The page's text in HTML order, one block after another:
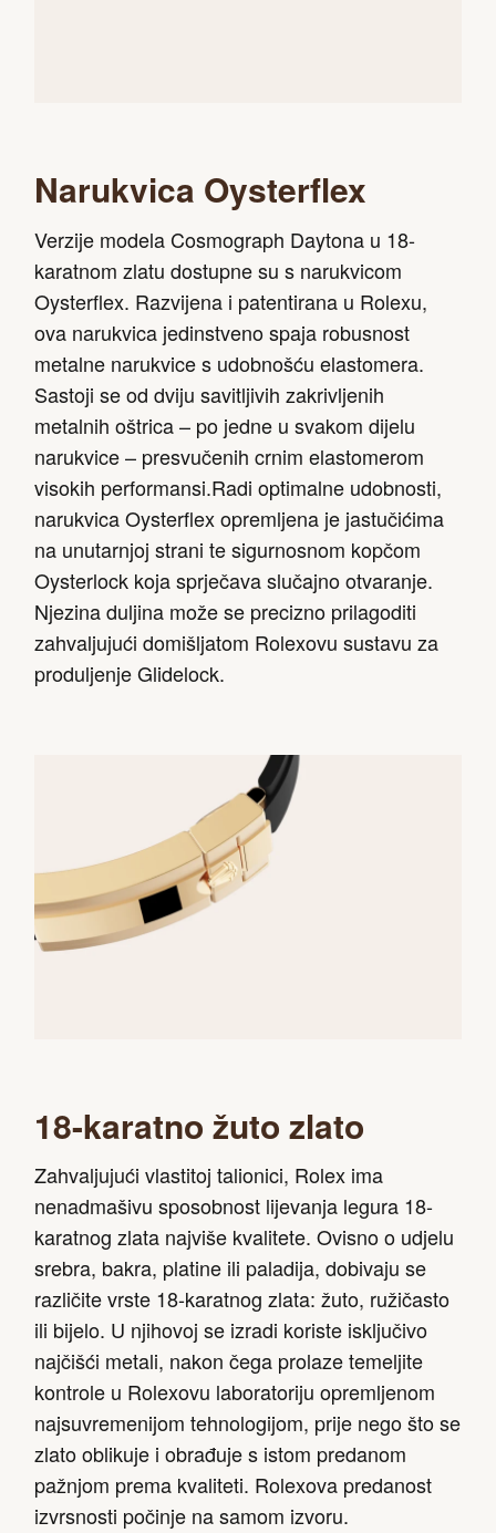
Narukvica Oysterflex
Verzije modela Cosmograph Daytona u 18-
karatnom zlatu dostupne su s narukvicom
Oysterflex. Razvijena i patentirana u Rolexu,
ova narukvica jedinstveno spaja robusnost
metalne narukvice s udobnošću elastomera.
Sastoji se od dviju savitljivih zakrivljenih
metalnih oštrica – po jedne u svakom dijelu
narukvice – presvučenih crnim elastomerom
visokih performansi.Radi optimalne udobnosti,
narukvica Oysterflex opremljena je jastučićima
na unutarnjoj strani te sigurnosnom kopčom
Oysterlock koja sprječava slučajno otvaranje.
Njezina duljina može se precizno prilagoditi
zahvaljujući domišljatom Rolexovu sustavu za
produljenje Glidelock.
18-karatno žuto zlato
Zahvaljujući vlastitoj talionici, Rolex ima
nenadmašivu sposobnost lijevanja legura 18-
karatnog zlata najviše kvalitete. Ovisno o udjelu
srebra, bakra, platine ili paladija, dobivaju se
različite vrste 18-karatnog zlata: žuto, ružičasto
ili bijelo. U njihovoj se izradi koriste isključivo
najčišći metali, nakon čega prolaze temeljite
kontrole u Rolexovu laboratoriju opremljenom
najsuvremenijom tehnologijom, prije nego što se
zlato oblikuje i obrađuje s istom predanom
pažnjom prema kvaliteti. Rolexova predanost
izvrsnosti počinje na samom izvoru.